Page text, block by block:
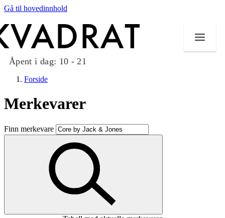
Gå til hovedinnhold
Åpent i dag: 10 - 21
Butikker
Mat og drikke
Taket på Kvadrat
Aktiviteter
Forside
Merkevarer
Finn merkevare